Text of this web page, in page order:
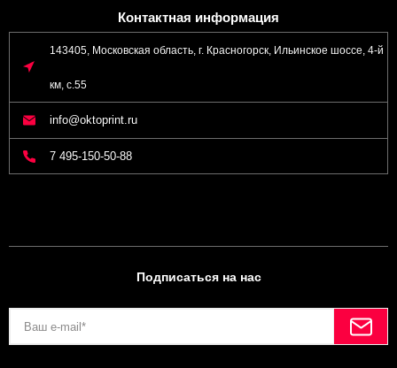
Контактная информация
143405, Московская область, г. Красногорск, Ильинское шоссе, 4-й
км, с.55
info@oktoprint.ru
7 495-150-50-88
Подписаться на нас